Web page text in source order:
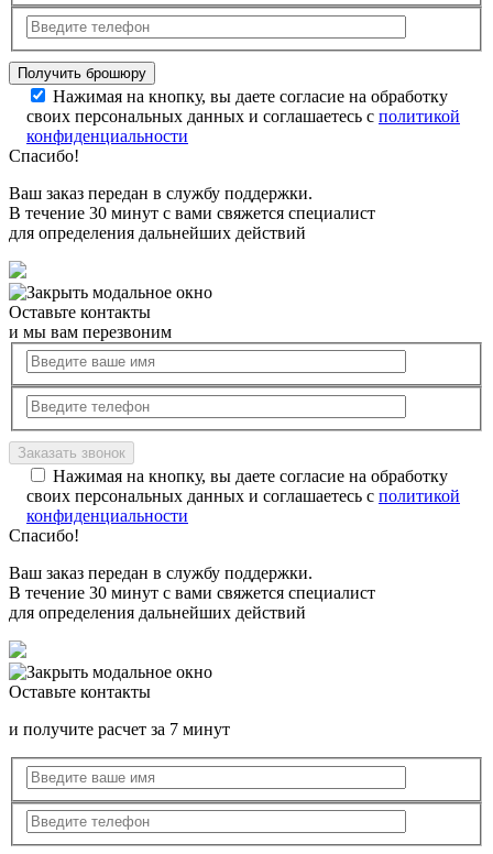
Нажимая на кнопку, вы даете согласие на обработку
своих персональных данных и соглашаетесь с политикой
конфиденциальности
Спасибо!
Ваш заказ передан в службу поддержки.
В течение 30 минут с вами свяжется специалист
для определения дальнейших действий
Оставьте контакты
и мы вам перезвоним
Нажимая на кнопку, вы даете согласие на обработку
своих персональных данных и соглашаетесь с политикой
конфиденциальности
Спасибо!
Ваш заказ передан в службу поддержки.
В течение 30 минут с вами свяжется специалист
для определения дальнейших действий
Оставьте контакты
и получите расчет за 7 минут